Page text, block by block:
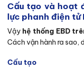
Cấu tạo và hoạt
lực phanh điện tử
Vậy hệ thống EBD
Cách vận hành ra
Cấu tạo